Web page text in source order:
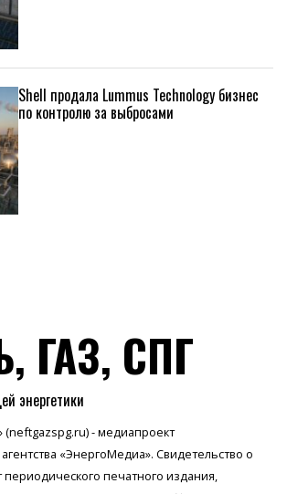
Shell продала Lummus Technology бизнес
по контролю за выбросами
ГАЗ, СПГ
энергетики
(neftgazspg.ru) - медиапроект
«ЭнергоМедиа». Свидетельство о
периодического печатного издания,